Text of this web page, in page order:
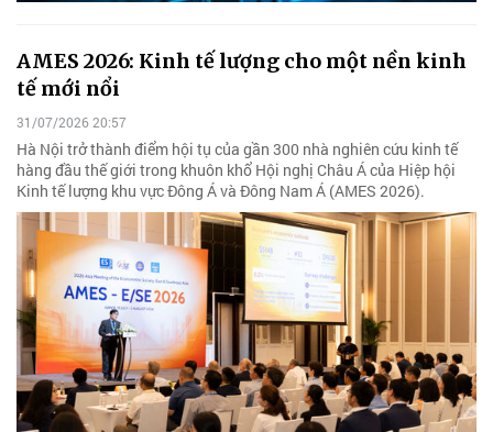
AMES 2026: Kinh tế lượng cho một nền kinh
tế mới nổi
31/07/2026 20:57
Hà Nội trở thành điểm hội tụ của gần 300 nhà nghiên cứu kinh tế
hàng đầu thế giới trong khuôn khổ Hội nghị Châu Á của Hiệp hội
Kinh tế lượng khu vực Đông Á và Đông Nam Á (AMES 2026).